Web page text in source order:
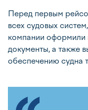
Перед первым
всех судовых
компании
документы, а также
обеспечению судна